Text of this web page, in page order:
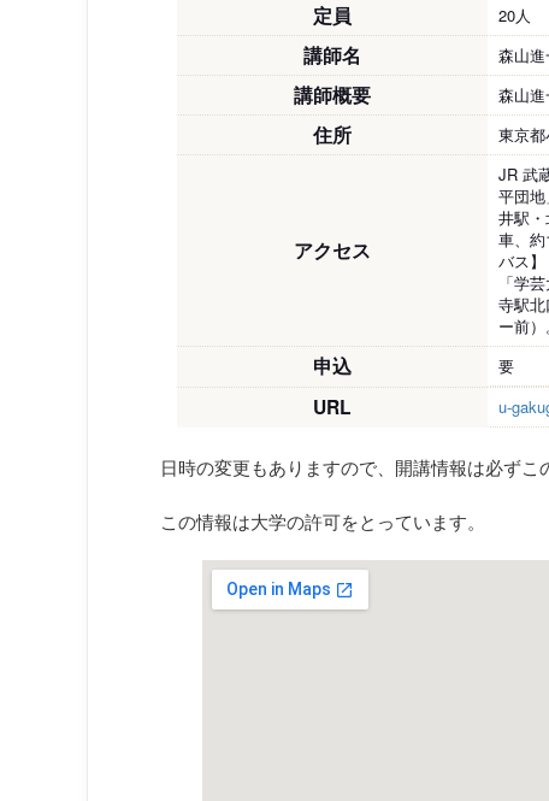
定員 20人
講師名 森山進
講師概要 森山進
住所 東京
アクセス
JR 武
平団
井駅
車、
バス
「学
寺駅
ー前）。
申込 要
URL u-
日時の変更もありますので、開講情報は必ずこ
この情報は大学の許可をとっています。